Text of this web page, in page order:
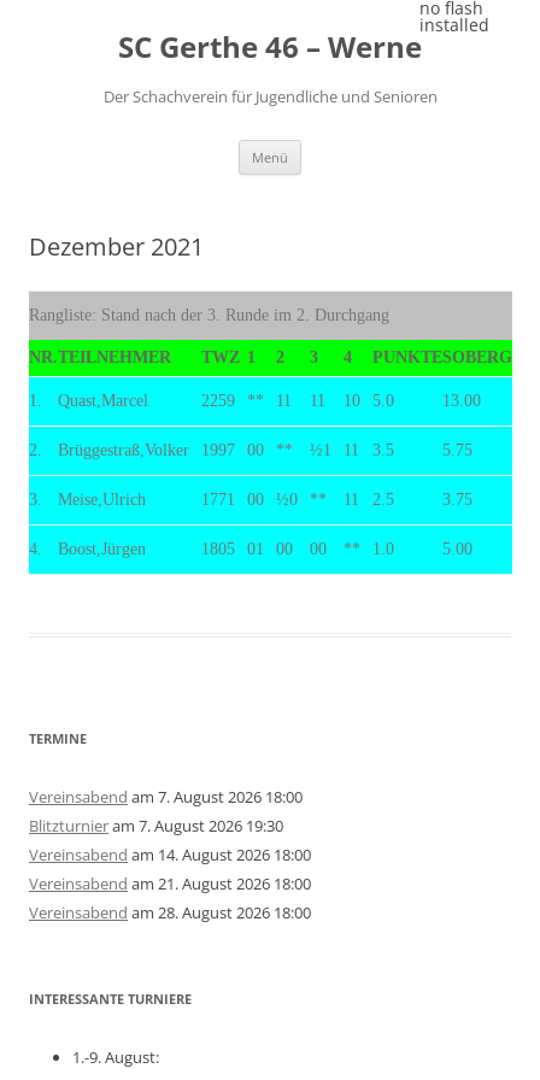
SC Gerthe 46 – Werne
Der Schachverein für Jugendliche und Senioren
Menü
Dezember 2021
Rangliste: Stand nach der 3. Runde im 2. Durchgang
NR.TEILNEHMER TWZ 1 2 3 4 PUNKTESOBERG
1. Quast,Marcel 2259 ** 11 11 10 5.0 13.00
2. Brüggestraß,Volker 1997 00 ** ½1 11 3.5 5.75
3. Meise,Ulrich 1771 00 ½0 ** 11 2.5 3.75
4. Boost,Jürgen 1805 01 00 00 ** 1.0 5.00
TERMINE
Vereinsabend am 7. August 2026 18:00
Blitzturnieram 7. August 2026 19:30
Vereinsabend am 14. August 2026 18:00
Vereinsabend am 21. August 2026 18:00
Vereinsabend am 28. August 2026 18:00
INTERESSANTE TURNIERE
1.-9. August:
no flash
installed